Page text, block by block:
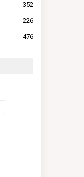
352
226
476